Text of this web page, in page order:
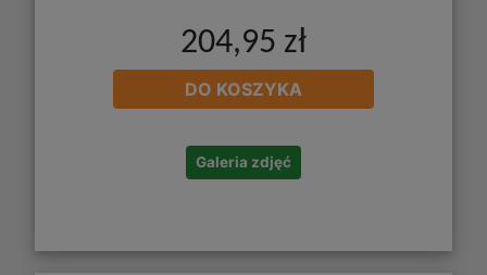
204,95 zł
DO KOSZYKA
Galeria zdjęć